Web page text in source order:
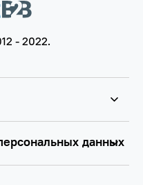
- 2022.
данных